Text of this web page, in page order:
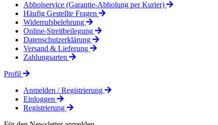
Abholservice (Garantie-Abholung per Kurier)
Häufig Gestellte Fragen
Widerrufsbelehrung
Online-Streitbeilegung
Datenschutzerklärung
Versand & Lieferung
Zahlungsarten
Profil
Anmelden / Registrierung
Einloggen
Registrierung